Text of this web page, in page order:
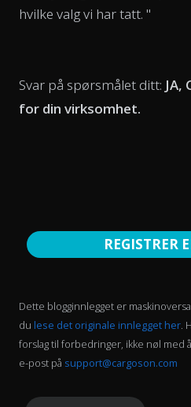
hvilke valg vi har tatt. "
Svar på spørsmålet ditt: JA,
for din virksomhet.
REGISTRER
Dette blogginnlegget er
du lese det originale innlegget her.
forslag til forbedringer, ikke nøl med
e-post på support@cargoson.com